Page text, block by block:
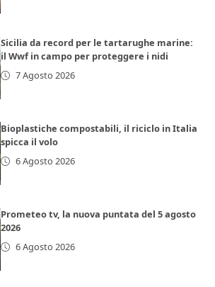
Sicilia da record per le tartarughe marine:
il Wwf in campo per proteggere i nidi
7 Agosto 2026
Bioplastiche compostabili, il riciclo in Italia
spicca il volo
6 Agosto 2026
Prometeo tv, la nuova puntata del 5 agosto
2026
6 Agosto 2026